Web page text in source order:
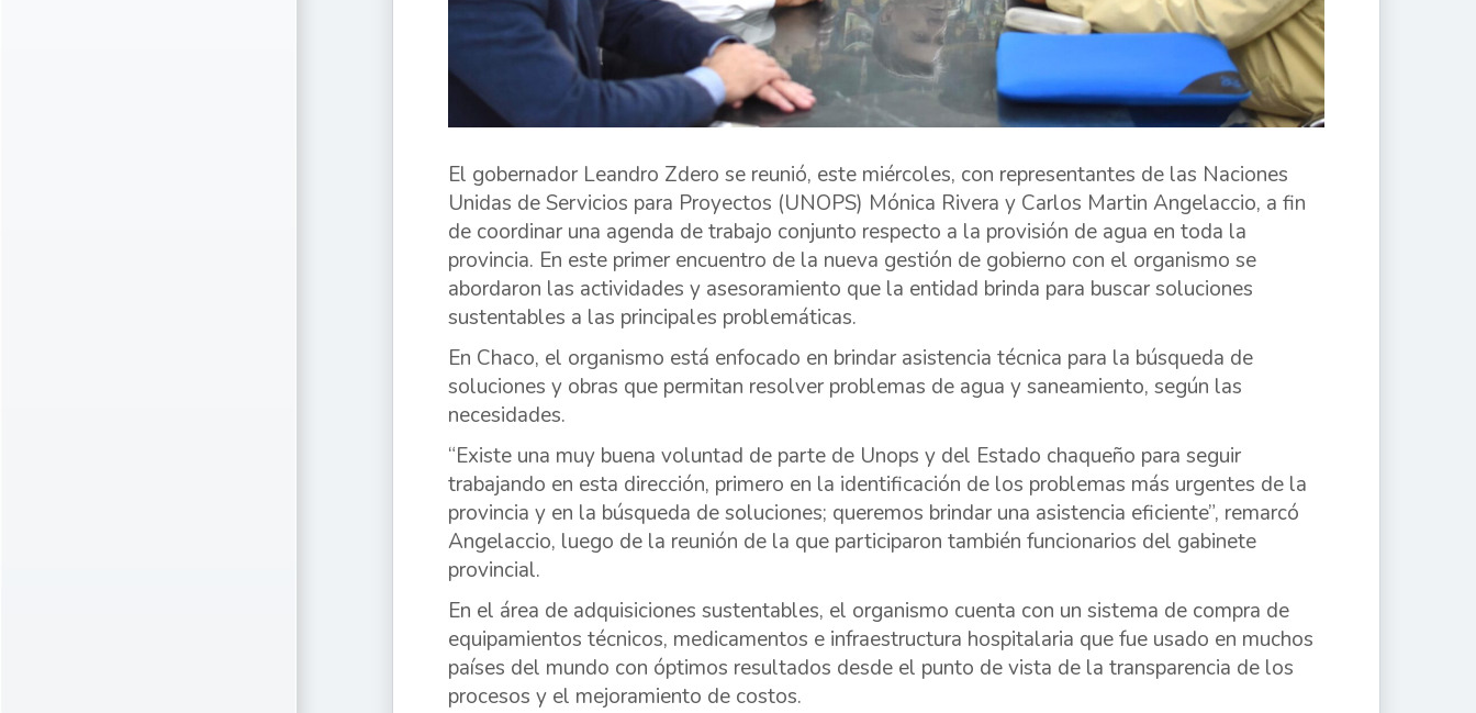
El gobernador Leandro Zdero se reunió, este miércoles, con representantes de las Naciones
Unidas de Servicios para Proyectos (UNOPS) Mónica Rivera y Carlos Martin Angelaccio, a fin
de coordinar una agenda de trabajo conjunto respecto a la provisión de agua en toda la
provincia. En este primer encuentro de la nueva gestión de gobierno con el organismo se
abordaron las actividades y asesoramiento que la entidad brinda para buscar soluciones
sustentables a las principales problemáticas.
En Chaco, el organismo está enfocado en brindar asistencia técnica para la búsqueda de
soluciones y obras que permitan resolver problemas de agua y saneamiento, según las
necesidades.
“Existe una muy buena voluntad de parte de Unops y del Estado chaqueño para seguir
trabajando en esta dirección, primero en la identificación de los problemas más urgentes de la
provincia y en la búsqueda de soluciones; queremos brindar una asistencia eficiente”, remarcó
Angelaccio, luego de la reunión de la que participaron también funcionarios del gabinete
provincial.
En el área de adquisiciones sustentables, el organismo cuenta con un sistema de compra de
equipamientos técnicos, medicamentos e infraestructura hospitalaria que fue usado en muchos
países del mundo con óptimos resultados desde el punto de vista de la transparencia de los
procesos y el mejoramiento de costos.